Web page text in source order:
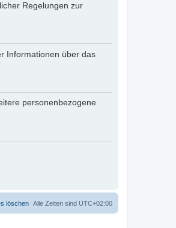
Regelungen zur
Informationen über das
personenbezogene
Alle Zeiten sind UTC+02:00
löschen